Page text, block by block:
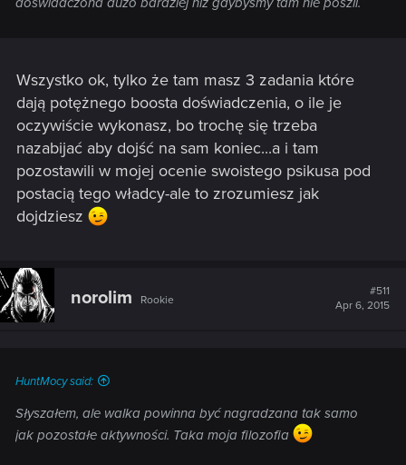
Wszystko ok, tylko że tam masz 3 zadania które
dają potężnego boosta doświadczenia, o ile je
oczywiście wykonasz, bo trochę się trzeba
nazabijać aby dojść na sam koniec...a i tam
pozostawili w mojej ocenie swoistego psikusa pod
postacią tego władcy-ale to zrozumiesz jak
dojdziesz
norolim Rookie
#511
Apr 6, 2015
HuntMocy said:
Słyszałem, ale walka powinna być nagradzana tak samo
jak pozostałe aktywności. Taka moja filozofia